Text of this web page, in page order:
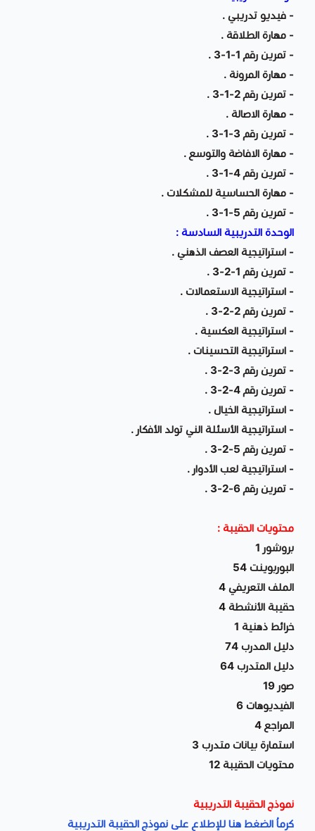
- فيديو تدريبي .
- مهارة الطلاقة .
- تمرين رقم 1-1-3 .
- مهارة المرونة .
- تمرين رقم 2-1-3 .
- مهارة الاصالة .
- تمرين رقم 3-1-3 .
- مهارة الافاضة والتوسع .
- تمرين رقم 4-1-3 .
- مهارة الحساسية للمشكلات .
- تمرين رقم 5-1-3 .
الوحدة التدريبية السادسة :
- استراتيجية العصف الذهني .
- تمرين رقم 1-2-3 .
- استراتيجية الاستعمالات .
- تمرين رقم 2-2-3 .
- استراتيجية العكسية .
- استراتيجية التحسينات .
- تمرين رقم 3-2-3 .
- تمرين رقم 4-2-3 .
- استراتيجية الخيال .
- استراتيجية الأسئلة الني تولد الأفكار .
- تمرين رقم 5-2-3 .
- استراتيجية لعب الأدوار .
- تمرين رقم 6-2-3 .
محتويات الحقيبة :
بروشور 1
البوربوينت 54
الملف التعريفي 4
حقيبة الأنشطة 4
خرائط ذهنية 1
دليل المدرب 74
دليل المتدرب 64
صور 19
الفيديوهات 6
المراجع 4
استمارة بيانات متدرب 3
محتويات الحقيبة 12
نموذج الحقيبة التدريبية
كرماُ الضغط هنا للإطلاع على نموذج الحقيبة التدريبية